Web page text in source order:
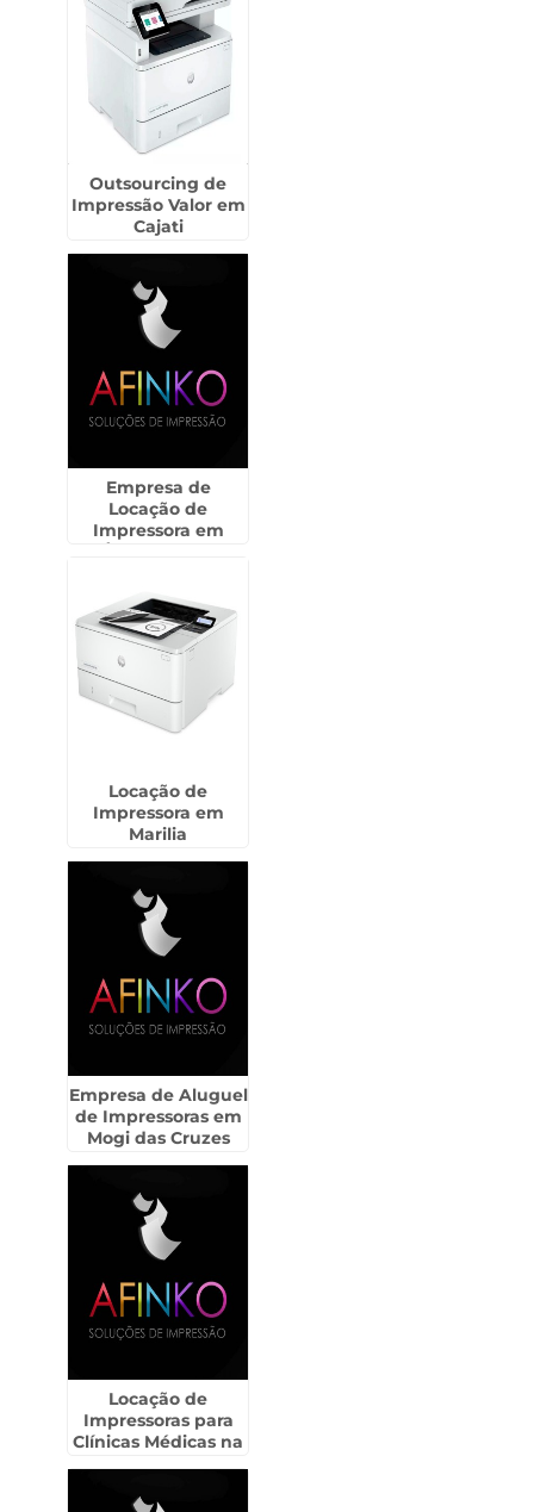
Outsourcing de
Impressão Valor em
Cajati
Empresa de
Locação de
Impressora em
Locação de
Impressora em
Marilia
Empresa de Aluguel
de Impressoras em
Mogi das Cruzes
Locação de
Impressoras para
Clínicas Médicas na